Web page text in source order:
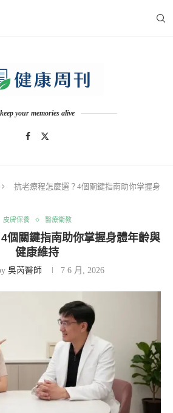
keep your memories alive
抗老療程怎麼選？4個關鍵指南助你掌握身
皮膚保養 醫療衛教
個關鍵指南助你掌握身體年齡與
健康維持
吳芮醫師 7 6 月, 2026